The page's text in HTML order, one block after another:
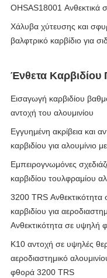
OHSAS18001 Ανθεκτικά
Χάλυβα χύτευσης και
βαλφτρικό καρβίδιο για
Ένθετα Καρβιδίου
Εισαγωγή καρβιδίου
αντοχή του αλουμινίου
Εγγυημένη ακρίβεια και
καρβιδίου για αλουμίνιο
Εμπειρογνωμόνες
καρβιδίου τουλφραμίου
3200 TRS Ανθεκτικότητα
καρβιδίου για
Ανθεκτικότητα σε υψηλή
K10 αντοχή σε υψηλές
αεροδιαστημικό
φθορά 3200 TRS